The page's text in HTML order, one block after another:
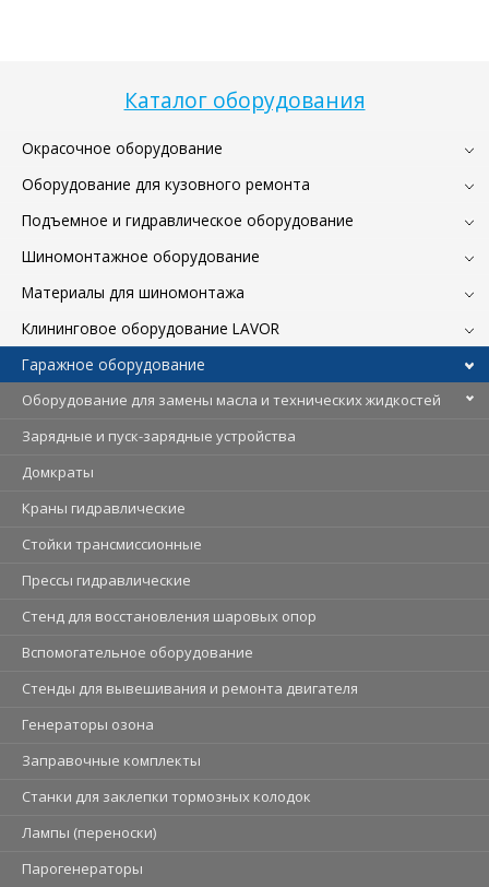
Каталог оборудования
Окрасочное оборудование
Оборудование для кузовного ремонта
Подъемное и гидравлическое оборудование
Шиномонтажное оборудование
Материалы для шиномонтажа
Клининговое оборудование LAVOR
Гаражное оборудование
Оборудование для замены масла и технических жидкостей
Зарядные и пуск-зарядные устройства
Домкраты
Краны гидравлические
Стойки трансмиссионные
Прессы гидравлические
Стенд для восстановления шаровых опор
Вспомогательное оборудование
Стенды для вывешивания и ремонта двигателя
Генераторы озона
Заправочные комплекты
Станки для заклепки тормозных колодок
Лампы (переноски)
Парогенераторы